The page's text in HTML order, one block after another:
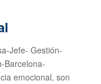
emocional, son